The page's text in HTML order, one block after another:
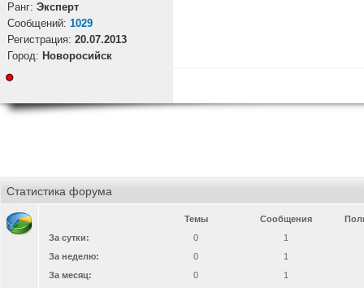
Ранг: Эксперт
Cообщений: 1029
Регистрация: 20.07.2013
Город: Новоросийск
Статистика форума
Темы Сообщения
За сутки:
0
1
За неделю:
0
1
За месяц:
0
1